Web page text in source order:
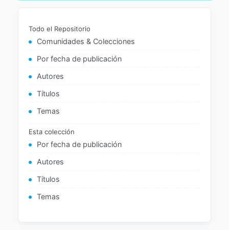
Todo el Repositorio
Comunidades & Colecciones
Por fecha de publicación
Autores
Títulos
Temas
Esta colección
Por fecha de publicación
Autores
Títulos
Temas